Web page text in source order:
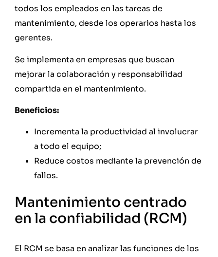
todos los empleados en las tareas de
mantenimiento, desde los operarios hasta los
gerentes.
Se implementa en empresas que buscan
mejorar la colaboración y responsabilidad
compartida en el mantenimiento.
Beneficios:
Incrementa la productividad al involucrar
a todo el equipo;
Reduce costos mediante la prevención de
fallos.
Mantenimiento centrado
en la confiabilidad (RCM)
El RCM se basa en analizar las funciones de los